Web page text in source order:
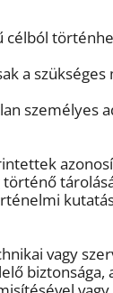
célból
a
személyes
vagy
biztonsága,